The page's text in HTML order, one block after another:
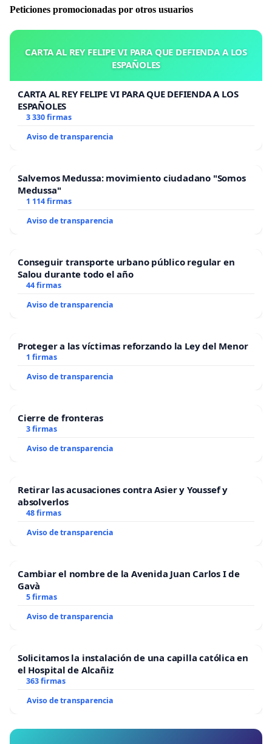
Peticiones promocionadas por otros usuarios
CARTA AL REY FELIPE VI PARA QUE DEFIENDA A LOS
ESPAÑOLES
CARTA AL REY FELIPE VI PARA QUE DEFIENDA A LOS
ESPAÑOLES
3 330 firmas
Aviso de transparencia
Salvemos Medussa: movimiento ciudadano "Somos
Medussa"
1 114 firmas
Aviso de transparencia
Conseguir transporte urbano público regular en
Salou durante todo el año
44 firmas
Aviso de transparencia
Proteger a las víctimas reforzando la Ley del Menor
1 firmas
Aviso de transparencia
Cierre de fronteras
3 firmas
Aviso de transparencia
Retirar las acusaciones contra Asier y Youssef y
absolverlos
48 firmas
Aviso de transparencia
Cambiar el nombre de la Avenida Juan Carlos I de
Gavà
5 firmas
Aviso de transparencia
Solicitamos la instalación de una capilla católica en
el Hospital de Alcañiz
363 firmas
Aviso de transparencia